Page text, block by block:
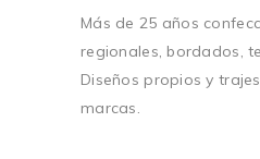
Más de 25 años
regionales, bordados,
Diseños propios y
marcas.